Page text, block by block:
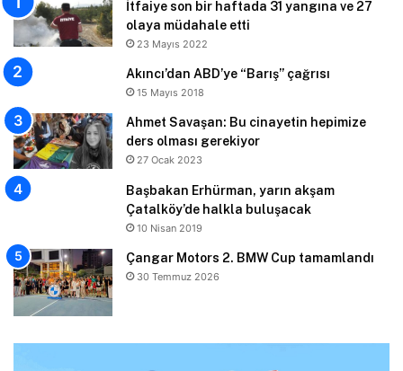
İtfaiye son bir haftada 31 yangına ve 27
olaya müdahale etti
23 Mayıs 2022
Akıncı’dan ABD’ye “Barış” çağrısı
15 Mayıs 2018
Ahmet Savaşan: Bu cinayetin hepimize
ders olması gerekiyor
27 Ocak 2023
Başbakan Erhürman, yarın akşam
Çatalköy’de halkla buluşacak
10 Nisan 2019
Çangar Motors 2. BMW Cup tamamlandı
30 Temmuz 2026